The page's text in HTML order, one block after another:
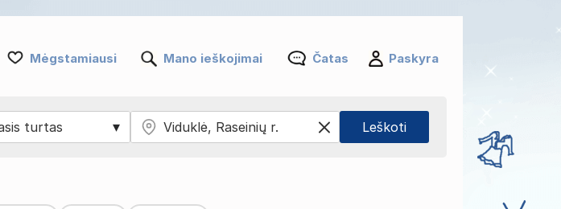
Mėgstamiausi Mano ieškojimai Čatas Paskyra